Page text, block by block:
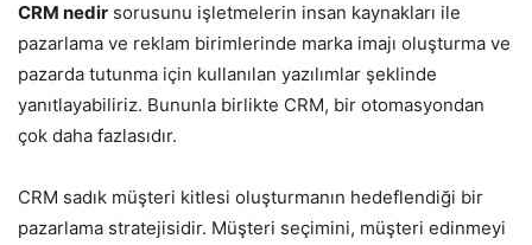
CRM nedir sorusunu işletmelerin insan kaynakları ile
pazarlama ve reklam birimlerinde marka imajı oluşturma ve
pazarda tutunma için kullanılan yazılımlar şeklinde
yanıtlayabiliriz. Bununla birlikte CRM, bir otomasyondan
çok daha fazlasıdır.
CRM sadık müşteri kitlesi oluşturmanın hedeflendiği bir
pazarlama stratejisidir. Müşteri seçimini, müşteri edinmeyi